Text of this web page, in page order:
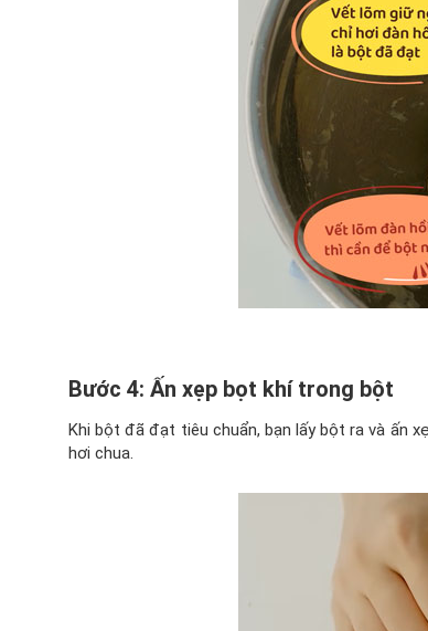
Bước 4: Ấn xẹp bọt khí trong bột
Khi bột đã đạt tiêu chuẩn, bạn lấy bột ra và ấn
hơi chua.